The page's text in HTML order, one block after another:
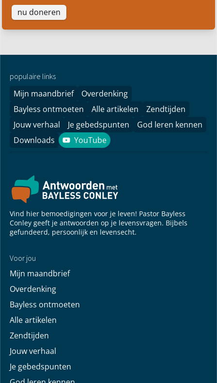
nu doneren
populaire links
Mijn maandbrief
Overdenking
Bayless ontmoeten
Alle artikelen
Zendtijden
Jouw verhaal
Je gebedspunten
God leren kennen
Downloads
YouTube
YouTube
Vind hier bemoedigingen voor je leven! Pastor Bayless
Conley geeft je antwoorden op je levensvragen. Bijbels
gefundeerd, persoonlijk en levensecht.
Voor jou
Mijn maandbrief
Overdenking
Bayless ontmoeten
Alle artikelen
Zendtijden
Jouw verhaal
Je gebedspunten